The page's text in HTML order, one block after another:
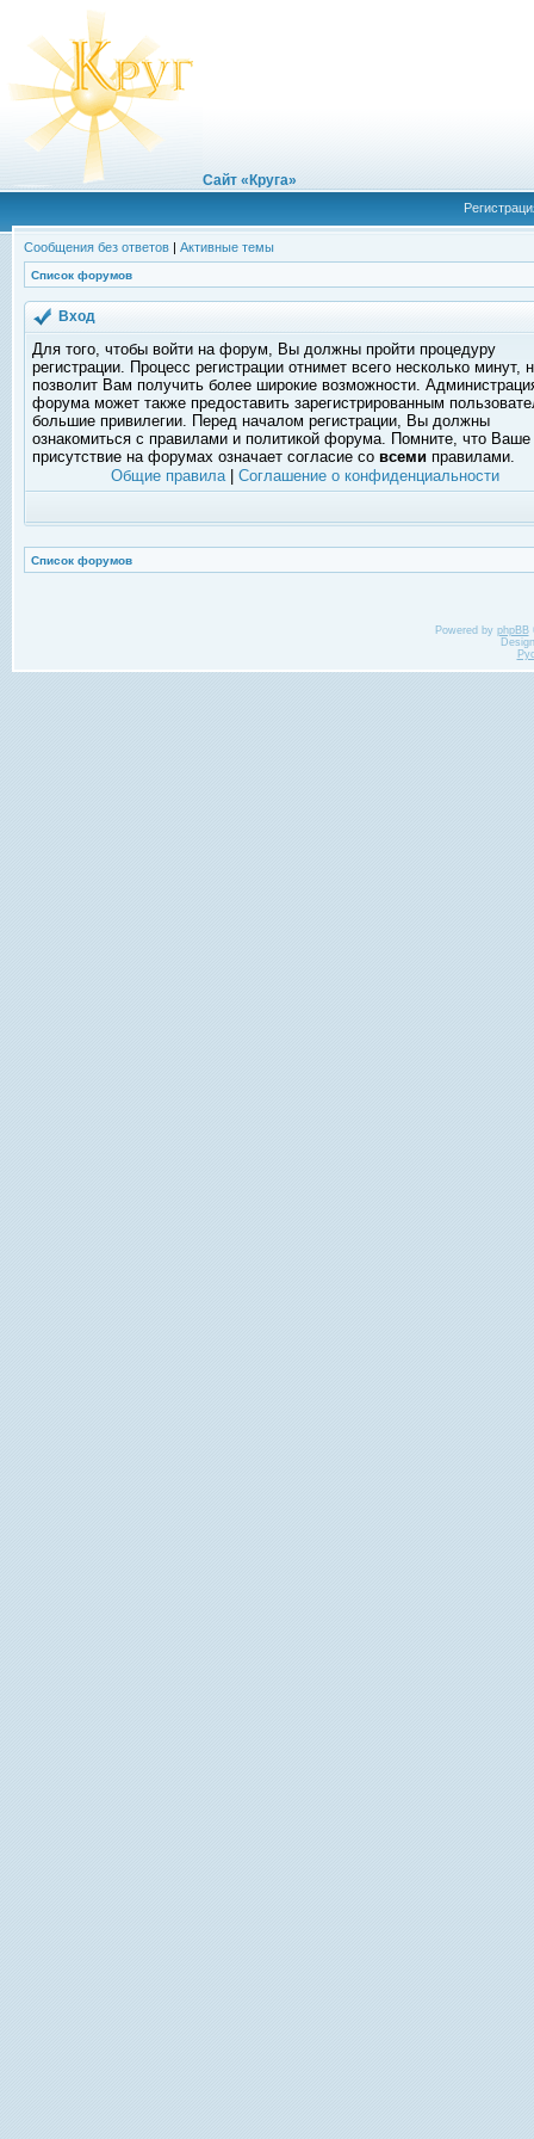
Сайт «Круга»
Сообщения без ответов | Активные темы
Список форумов
Вход
Для того, чтобы войти на форум, Вы должны пройти процедуру
регистрации. Процесс регистрации отнимет всего несколько минут,
позволит Вам получить более широкие возможности.
форума может также предоставить зарегистрированным
большие привилегии. Перед началом регистрации, Вы должны
ознакомиться с правилами и политикой форума. Помните, что Ваше
присутствие на форумах означает согласие со всеми правилами.
Общие правила| Соглашение о конфиденциальности
Список форумов
Powered by phpBB